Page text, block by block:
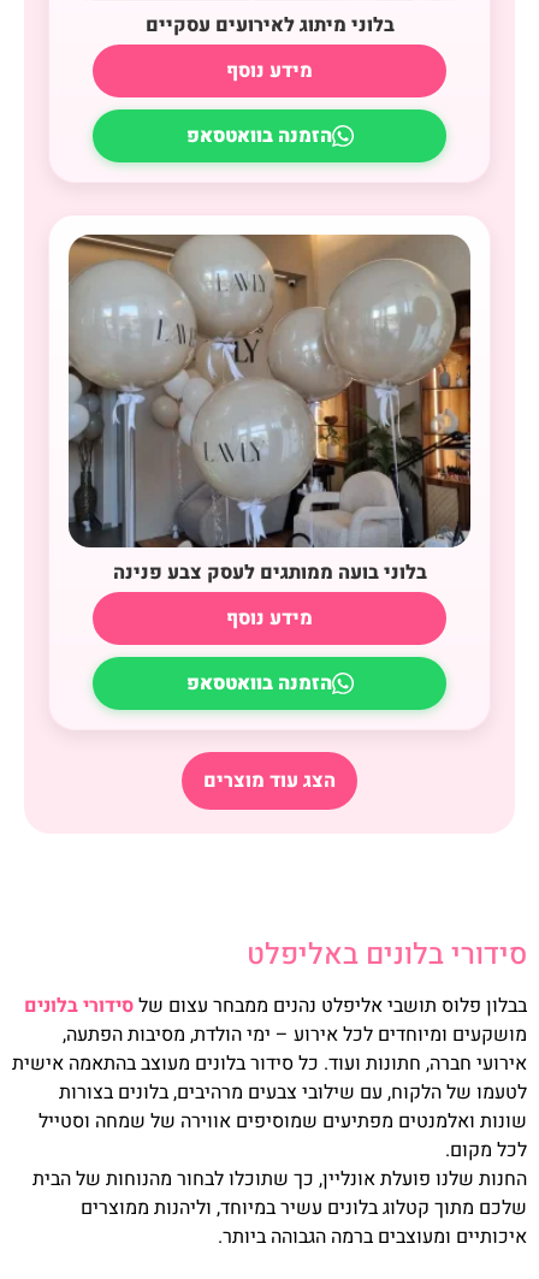
בלוני מיתוג לאירועים עסקיים
מידע נוסף
הזמנה בוואטסאפ
בלוני בועה ממותגים לעסק צבע פנינה
מידע נוסף
הזמנה בוואטסאפ
הצג עוד מוצרים
סידורי בלונים באליפלט
בבלון פלוס תושבי אליפלט נהנים ממבחר עצום שלסידורי בלונים
מושקעים ומיוחדים לכל אירוע – ימי הולדת, מסיבות הפתעה,
אירועי חברה, חתונות ועוד. כל סידור בלונים מעוצב בהתאמה אישית
לטעמו של הלקוח, עם שילובי צבעים מרהיבים, בלונים בצורות
שונות ואלמנטים מפתיעים שמוסיפים אווירה של שמחה וסטייל
לכל מקום.
החנות שלנו פועלת אונליין, כך שתוכלו לבחור מהנוחות של הבית
שלכם מתוך קטלוג בלונים עשיר במיוחד, וליהנות ממוצרים
איכותיים ומעוצבים ברמה הגבוהה ביותר.